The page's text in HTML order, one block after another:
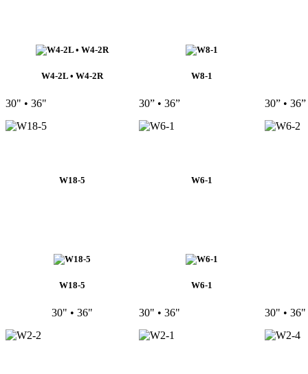
W4-2L • W4-2R
30" • 36"
W8-1
30” • 36” 30” • 36”
W18-5
W18-5
30" • 36"
W6-1
W6-1
30" • 36" 30" • 36"